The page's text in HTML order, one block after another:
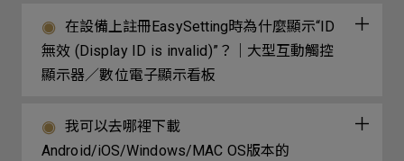
在設備上註冊EasySetting時為什麼顯示“ID
無效 (Display ID is invalid)”？｜大型互動觸控
顯示器／數位電子顯示看板
我可以去哪裡下載
Android/iOS/Windows/MAC OS版本的